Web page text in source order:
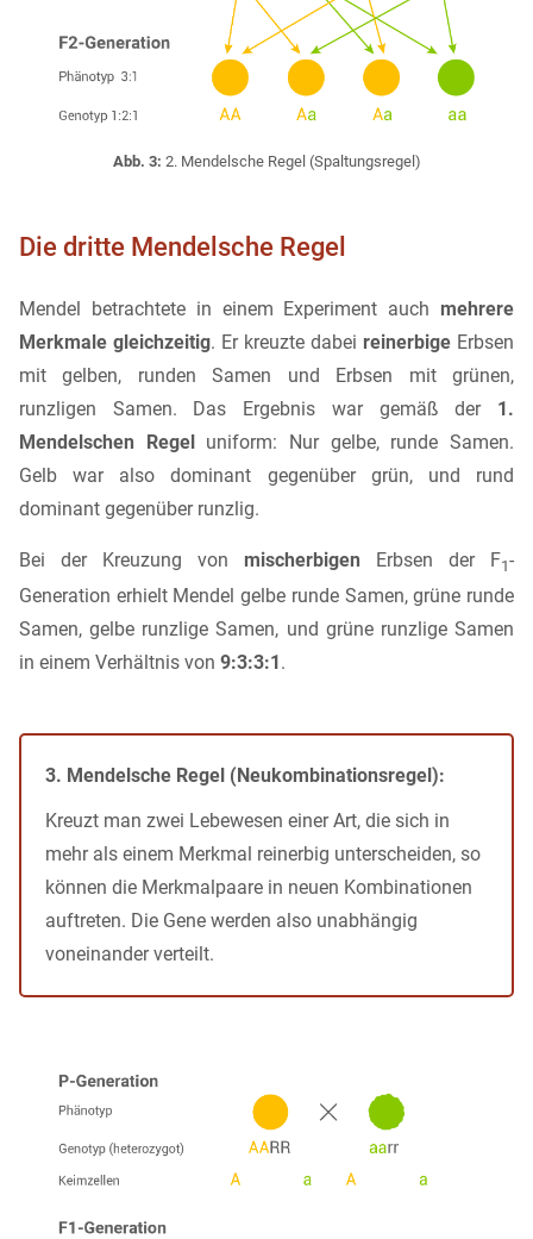
Abb. 3: 2. Mendelsche Regel (Spaltungsregel)
Die dritte Mendelsche Regel
Mendel betrachtete in einem Experiment auch mehrere
Merkmale gleichzeitig. Er kreuzte dabei reinerbige Erbsen
mit gelben, runden Samen und Erbsen mit grünen,
runzligen Samen. Das Ergebnis war gemäß der 1.
Mendelschen Regeluniform: Nur gelbe, runde Samen.
Gelb war also dominant gegenüber grün, und rund
dominant gegenüber runzlig.
Bei der Kreuzung von mischerbigen Erbsen der F1-
Generation erhielt Mendel gelbe runde Samen, grüne runde
Samen, gelbe runzlige Samen, und grüne runzlige Samen
in einem Verhältnis von 9:3:3:1.
3. Mendelsche Regel (Neukombinationsregel):
Kreuzt man zwei Lebewesen einer Art, die sich in
mehr als einem Merkmal reinerbig unterscheiden, so
können die Merkmalpaare in neuen Kombinationen
auftreten. Die Gene werden also unabhängig
voneinander verteilt.